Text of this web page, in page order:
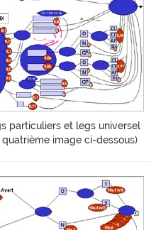
particuliers et legs universel
image ci-dessous)